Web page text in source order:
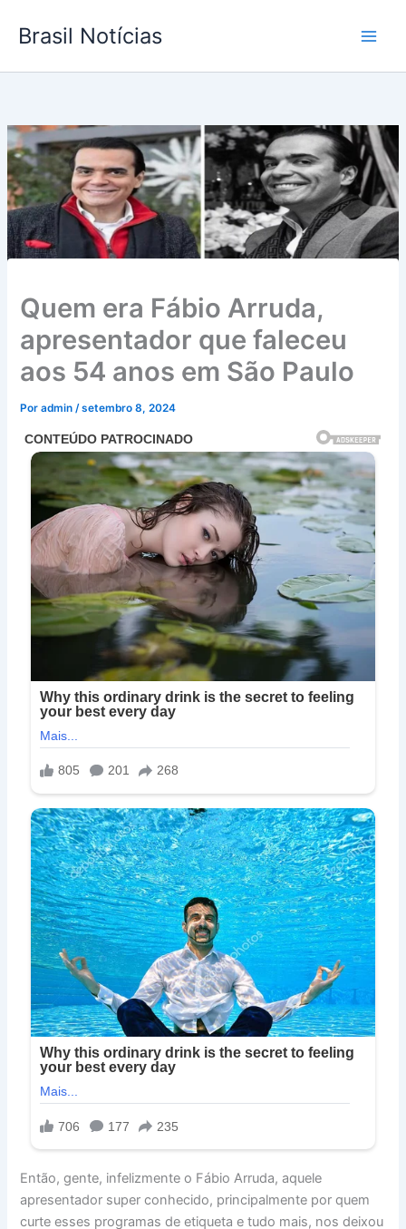
para
conteúdo
Brasil Notícias
Quem era Fábio Arruda,
apresentador que faleceu
aos 54 anos em São Paulo
Poradmin/setembro 8, 2024
Então, gente, infelizmente o Fábio Arruda, aquele
apresentador super conhecido, principalmente por quem
curte esses programas de etiqueta e tudo mais, nos deixou